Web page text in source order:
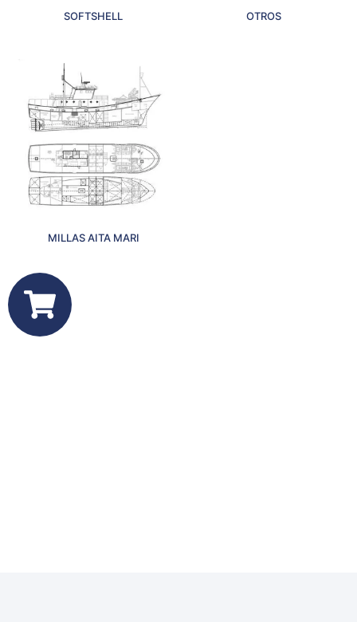
SOFTSHELL OTROS
MILLAS AITA MARI